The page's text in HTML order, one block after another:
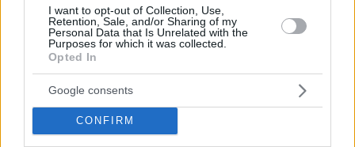
I want to opt-out of Collection, Use,
Retention, Sale, and/or Sharing of my
Personal Data that Is Unrelated with the
Purposes for which it was collected.
Opted In
Google consents
CONFIRM
πρόσβαση στη Νοτιοανατολική Ευρώπη. Η
παρουσία διεθνών φοιτητών ενισχύει το brand
της πόλης, στηρίζει την τοπική οικονομία και
δημιουργεί ένα περιβάλλον όπου η εκπαίδευση
συνδέεται με τον πολιτισμό, την καινοτομία και
την εξωστρέφεια.